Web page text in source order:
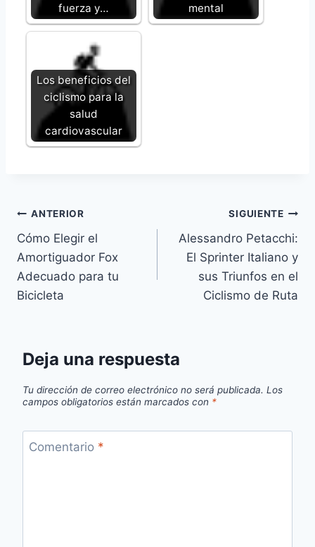
fuerza y…
mental
Los beneficios del
ciclismo para la
salud
cardiovascular
Navegación
de
entradas
ANTERIOR
Cómo Elegir el
Amortiguador Fox
Adecuado para tu
Bicicleta
SIGUIENTE
Alessandro Petacchi:
El Sprinter Italiano y
sus Triunfos en el
Ciclismo de Ruta
Deja una respuesta
Tu dirección de correo electrónico no será publicada. Los
campos obligatorios están marcados con *
Comentario *